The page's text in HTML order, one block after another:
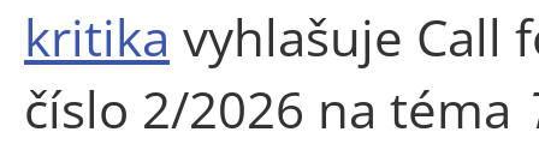
kritika vyhlašuje Call
číslo 2/2026 na téma